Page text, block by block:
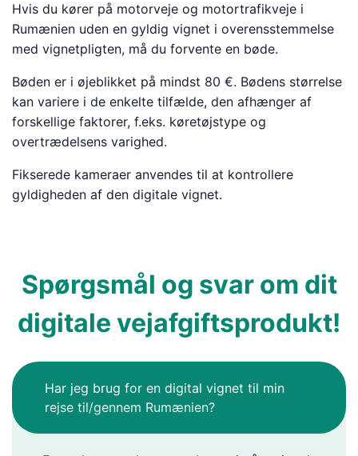
Hvis du kører på motorveje og motortrafikveje i
Rumænien uden en gyldig vignet i overensstemmelse
med vignetpligten, må du forvente en bøde.
Bøden er i øjeblikket på mindst 80 €. Bødens størrelse
kan variere i de enkelte tilfælde, den afhænger af
forskellige faktorer, f.eks. køretøjstype og
overtrædelsens varighed.
Fikserede kameraer anvendes til at kontrollere
gyldigheden af den digitale vignet.
Spørgsmål og svar om dit
digitale vejafgiftsprodukt!
Har jeg brug for en digital vignet til min
rejse til/gennem Rumænien?